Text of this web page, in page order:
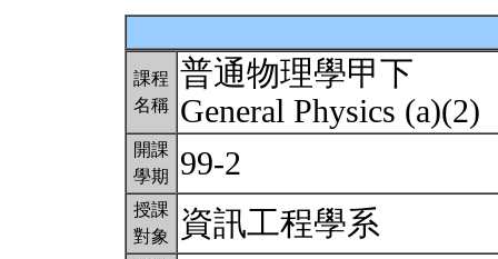
課程
名稱
普通物理學甲下
General Physics (a)(2)
開課
學期
99-2
授課
對象
資訊工程學系